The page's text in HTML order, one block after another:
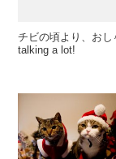
チビの頃より、お
talking a lot!